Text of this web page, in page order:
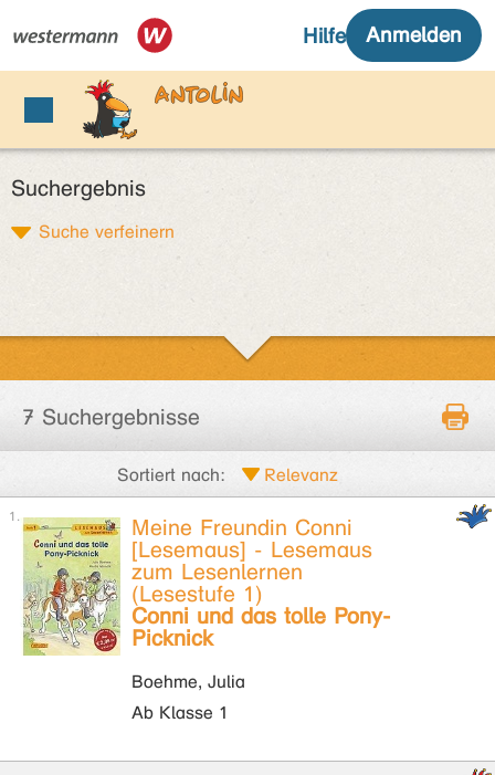
Suchergebnis
Suche verfeinern
7 Suchergebnisse
Sortiert nach:
Meine Freundin Conni
[Lesemaus] - Lesemaus
zum Lesenlernen
(Lesestufe 1)
Conni und das tolle Pony-
Picknick
Boehme, Julia
Ab Klasse 1